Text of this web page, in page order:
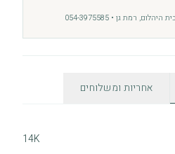
אחריות ומשלוחים
14K